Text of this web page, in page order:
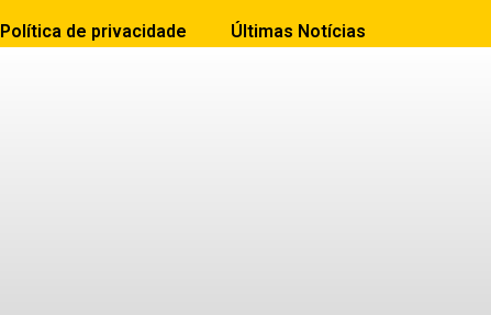
Política de privacidade Últimas Notícias